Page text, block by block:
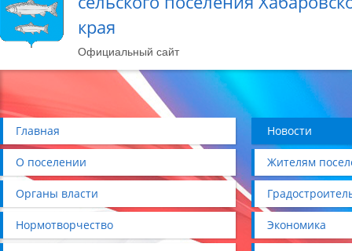
края
Официальный сайт
Главная Новости
О поселении Жителям
Органы власти
Нормотворчество Экономика